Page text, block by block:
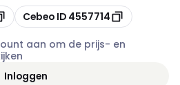
Kopiëren
Cebeo ID 4557714
aan om de prijs- en
Inloggen